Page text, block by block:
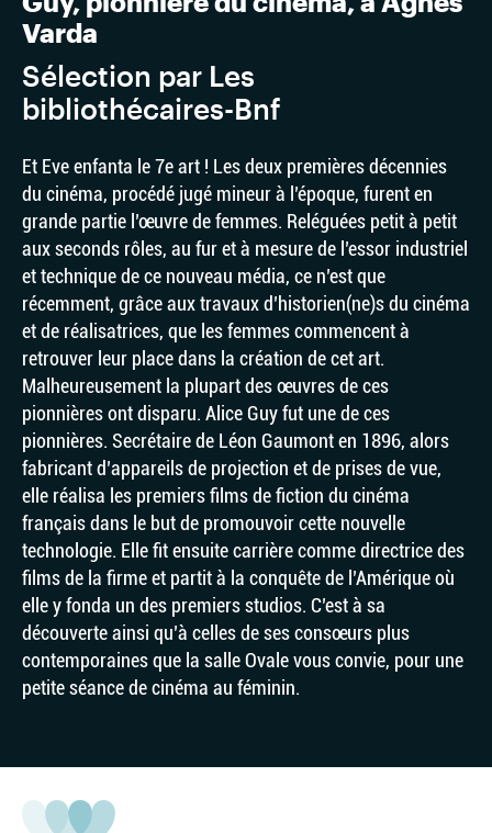
Varda
Sélection par Les
bibliothécaires-Bnf
Et Eve enfanta le 7e art ! Les deux premières décennies
du cinéma, procédé jugé mineur à l’époque, furent en
grande partie l’œuvre de femmes. Reléguées petit à petit
aux seconds rôles, au fur et à mesure de l’essor industriel
et technique de ce nouveau média, ce n’est que
récemment, grâce aux travaux d’historien(ne)s du cinéma
et de réalisatrices, que les femmes commencent à
retrouver leur place dans la création de cet art.
Malheureusement la plupart des œuvres de ces
pionnières ont disparu. Alice Guy fut une de ces
pionnières. Secrétaire de Léon Gaumont en 1896, alors
fabricant d’appareils de projection et de prises de vue,
elle réalisa les premiers films de fiction du cinéma
français dans le but de promouvoir cette nouvelle
technologie. Elle fit ensuite carrière comme directrice des
films de la firme et partit à la conquête de l’Amérique où
elle y fonda un des premiers studios. C’est à sa
découverte ainsi qu’à celles de ses consœurs plus
contemporaines que la salle Ovale vous convie, pour une
petite séance de cinéma au féminin.